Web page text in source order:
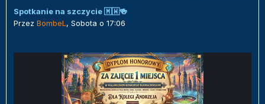
Spotkanie na szczycie 🇲🇼🍻
Przez BombeL , Sobota o 17:06